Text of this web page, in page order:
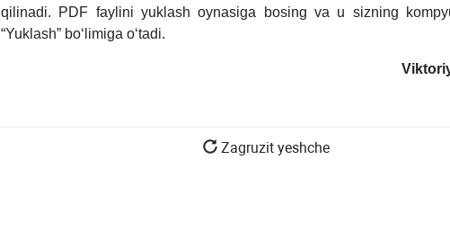
qilinadi. PDF faylini yuklash oynasiga bosing va u sizning
“Yuklash” boʻlimiga oʻtadi.
Zagruzit yeshche